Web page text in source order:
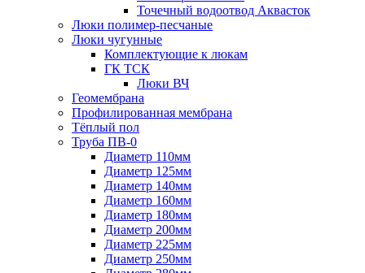
Точечный водоотвод Аквасток
Люки полимер-песчаные
Люки чугунные
Комплектующие к люкам
ГК ТСК
Люки ВЧ
Геомембрана
Профилированная мембрана
Тёплый пол
Труба ПВ-0
Диаметр 110мм
Диаметр 125мм
Диаметр 140мм
Диаметр 160мм
Диаметр 180мм
Диаметр 200мм
Диаметр 225мм
Диаметр 250мм